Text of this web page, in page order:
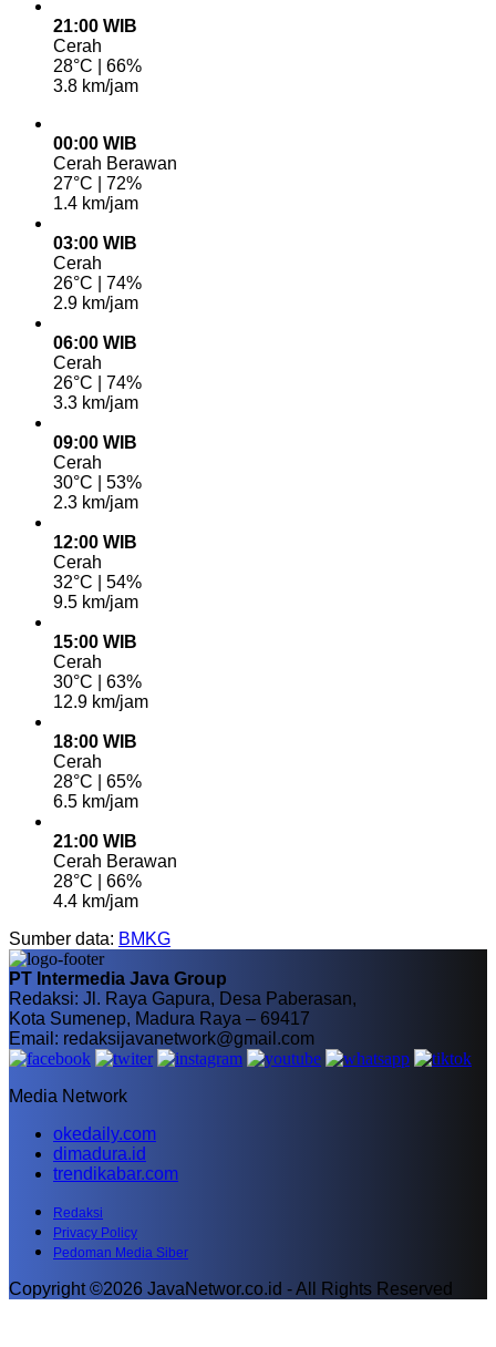
21:00 WIB
Cerah
28°C | 66%
3.8 km/jam
00:00 WIB
Cerah Berawan
27°C | 72%
1.4 km/jam
03:00 WIB
Cerah
26°C | 74%
2.9 km/jam
06:00 WIB
Cerah
26°C | 74%
3.3 km/jam
09:00 WIB
Cerah
30°C | 53%
2.3 km/jam
12:00 WIB
Cerah
32°C | 54%
9.5 km/jam
15:00 WIB
Cerah
30°C | 63%
12.9 km/jam
18:00 WIB
Cerah
28°C | 65%
6.5 km/jam
21:00 WIB
Cerah Berawan
28°C | 66%
4.4 km/jam
Sumber data: BMKG
PT Intermedia Java Group
Redaksi: Jl. Raya Gapura, Desa Paberasan,
Kota Sumenep, Madura Raya – 69417
Email: redaksijavanetwork@gmail.com
Media Network
okedaily.com
dimadura.id
trendikabar.com
Redaksi
Privacy Policy
Pedoman Media Siber
Copyright ©2026 JavaNetwor.co.id - All Rights Reserved